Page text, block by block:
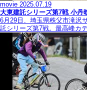
movie 2025.07.19
大東建託シリーズ第7戦 ⼩丹
6月29日、埼玉県秩父市滝沢
託シリーズ第7戦。最高峰カ